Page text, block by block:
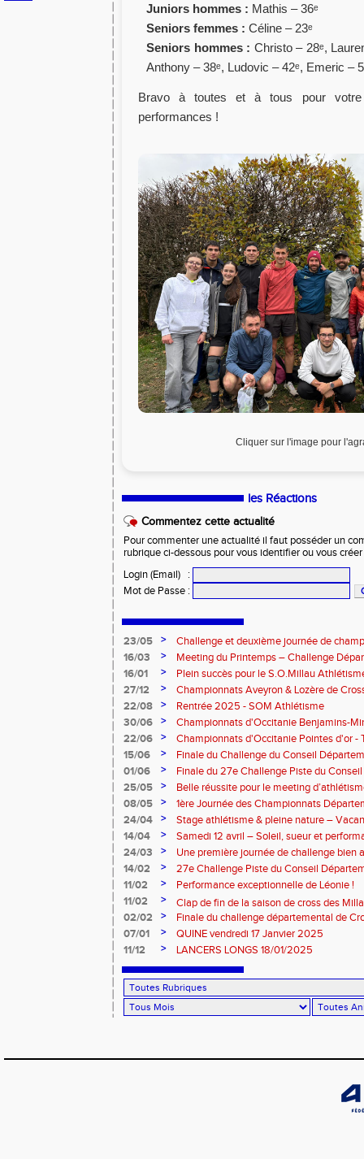
Juniors hommes : Mathis – 36ᵉ
Seniors femmes : Céline – 23ᵉ
Seniors hommes : Christo – 28ᵉ,
Anthony – 38ᵉ, Ludovic – 42ᵉ, Emeric –
Bravo à toutes et à tous pour votre
performances !
Cliquer sur l'image pour
les Réactions
Commentez cette actualité
Pour commenter une actualité il faut posséder un
rubrique ci-dessous pour vous identifier ou vous
Login (Email)
:
Mot de Passe :
23/05 >
Challenge et deuxième journée de
l’Aveyron
16/03 >
Meeting du Printemps – Challenge
Samedi 28 mars 2026
16/01 >
Plein succès pour le S.O.Millau
départementaux de cross-country
27/12 >
Championnats Aveyron & Lozère de
22/08
>
Rentrée 2025 - SOM Athlétisme
30/06
>
Championnats d'Occitanie Benjamins-
2025 – Albi
22/06 >
Championnats d'Occitanie Pointes d'or -
juin 2025
15/06 >
Finale du Challenge du Conseil
01/06
>
Finale du 27e Challenge Piste du
l'Aveyron
25/05 >
Belle réussite pour le meeting
08/05
>
1ère Journée des Championnats
24/04
>
Stage athlétisme & pleine nature –
14/04
>
Samedi 12 avril – Soleil, sueur et
Rouergue pour la 2eme journée du
24/03 >
Une première journée de challenge bien
14/02
>
27e Challenge Piste du Conseil
11/02
>
Performance exceptionnelle de Léonie !
11/02
>
Clap de fin de la saison de cross des
02/02
>
Finale du challenge départemental de
07/01
>
QUINE vendredi 17 Janvier 2025
11/12
> LANCERS LONGS 18/01/2025